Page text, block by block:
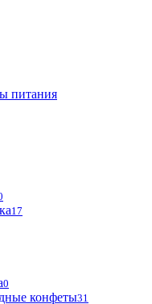
питания
17
0
конфеты31